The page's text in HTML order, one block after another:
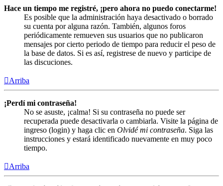
Hace un tiempo me registré, ¡pero ahora no puedo conectarme!
Es posible que la administración haya desactivado o borrado
su cuenta por alguna razón. También, algunos foros
periódicamente remueven sus usuarios que no publicaron
mensajes por cierto periodo de tiempo para reducir el peso de
la base de datos. Si es así, registrese de nuevo y participe de
las discuciones.
Arriba
¡Perdí mi contraseña!
No se asuste, ¡calma! Si su contraseña no puede ser
recuperada puede desactivarla o cambiarla. Visite la página de
ingreso (login) y haga clic en Olvidé mi contraseña. Siga las
instrucciones y estará identificado nuevamente en muy poco
tiempo.
Arriba